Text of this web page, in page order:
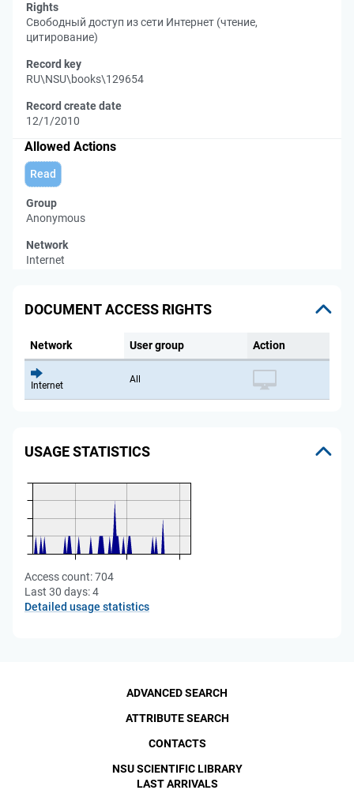
Rights
Свободный доступ из сети Интернет (чтение,
цитирование)
Record key
RU\NSU\books\129654
Record create date
12/1/2010
Allowed Actions
Read
Group
Anonymous
Network
Internet
DOCUMENT ACCESS RIGHTS
Network User group Action
Internet
All
USAGE STATISTICS
Access count:704
Last 30 days:4
Detailed usage statistics
ADVANCED SEARCH
ATTRIBUTE SEARCH
CONTACTS
NSU SCIENTIFIC LIBRARY
LAST ARRIVALS